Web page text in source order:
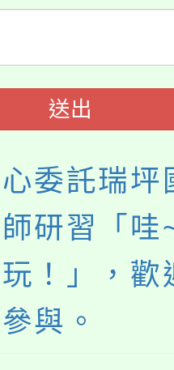
生輔導中心
輔導、社會
名參加。
短影音徵選
及活動海報
加。
助參觀特色
施計畫」
育部表揚
貢獻獎」
送出
委託瑞坪
研習「哇
！」，歡
與。